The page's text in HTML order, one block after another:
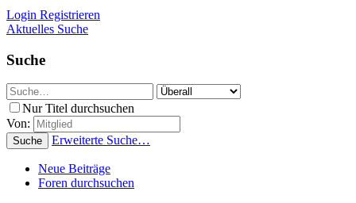
Login Registrieren
Aktuelles Suche
Suche
Nur Titel durchsuchen
Von:
Suche Erweiterte Suche…
Neue Beiträge
Foren durchsuchen